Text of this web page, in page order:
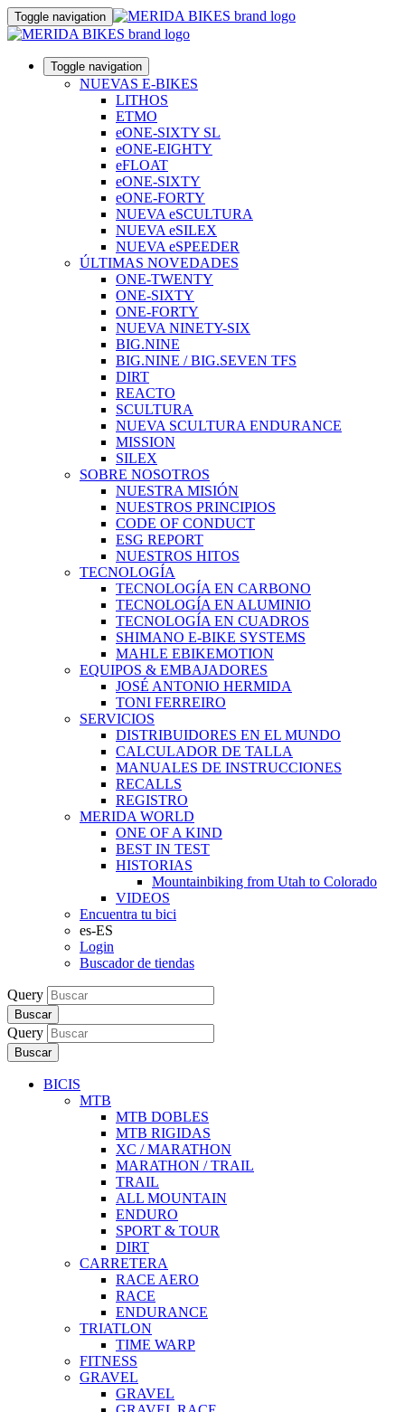
Toggle navigation
Toggle navigation
NUEVAS E-BIKES
LITHOS
ETMO
eONE-SIXTY SL
eONE-EIGHTY
eFLOAT
eONE-SIXTY
eONE-FORTY
NUEVA eSCULTURA
NUEVA eSILEX
NUEVA eSPEEDER
ÚLTIMAS NOVEDADES
ONE-TWENTY
ONE-SIXTY
ONE-FORTY
NUEVA NINETY-SIX
BIG.NINE
BIG.NINE / BIG.SEVEN TFS
DIRT
REACTO
SCULTURA
NUEVA SCULTURA ENDURANCE
MISSION
SILEX
SOBRE NOSOTROS
NUESTRA MISIÓN
NUESTROS PRINCIPIOS
CODE OF CONDUCT
ESG REPORT
NUESTROS HITOS
TECNOLOGÍA
TECNOLOGÍA EN CARBONO
TECNOLOGÍA EN ALUMINIO
TECNOLOGÍA EN CUADROS
SHIMANO E-BIKE SYSTEMS
MAHLE EBIKEMOTION
EQUIPOS & EMBAJADORES
JOSÉ ANTONIO HERMIDA
TONI FERREIRO
SERVICIOS
DISTRIBUIDORES EN EL MUNDO
CALCULADOR DE TALLA
MANUALES DE INSTRUCCIONES
RECALLS
REGISTRO
MERIDA WORLD
ONE OF A KIND
BEST IN TEST
HISTORIAS
Mountainbiking from Utah to Colorado
VIDEOS
Encuentra tu bici
es-ES
Login
Buscador de tiendas
Query
Buscar
Query
Buscar
BICIS
MTB
MTB DOBLES
MTB RIGIDAS
XC / MARATHON
MARATHON / TRAIL
TRAIL
ALL MOUNTAIN
ENDURO
SPORT & TOUR
DIRT
CARRETERA
RACE AERO
RACE
ENDURANCE
TRIATLON
TIME WARP
FITNESS
GRAVEL
GRAVEL